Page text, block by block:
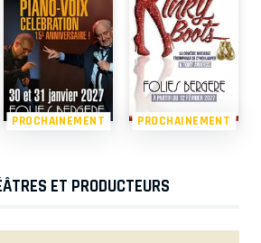
PROCHAINEMENT PROCHAINEMENT
ET PRODUCTEURS